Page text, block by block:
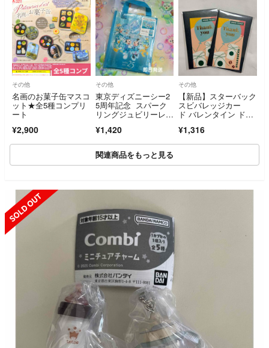
その他
名画のお菓子缶マスコ
ット★全5種コンプリ
ート
¥2,900
その他
東京ディズニーシー2
5周年記念 スパーク
リングジュビリーレジ
用
¥1,420
その他
【新品】スターバック
スビバレッジカー
ド バレンタイン ドリ
¥1,316
関連商品をもっと見る